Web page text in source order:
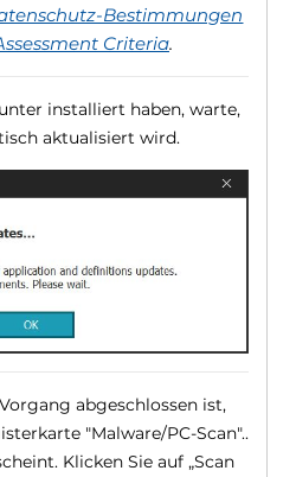
Bestimmungen
Criteria.
installiert haben, warte,
aktualisiert wird.
abgeschlossen ist,
"Malware/PC-Scan"..
Klicken Sie auf „Scan